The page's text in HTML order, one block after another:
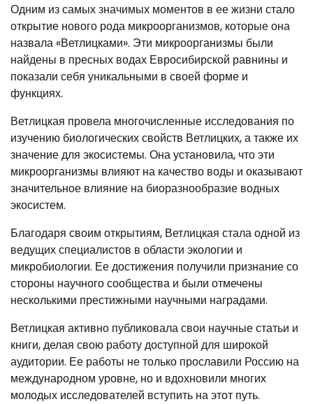
Одним из самых значимых моментов в ее жизни стало
открытие нового рода микроорганизмов, которые она
назвала «Ветлицками». Эти микроорганизмы были
найдены в пресных водах Евросибирской равнины и
показали себя уникальными в своей форме и
функциях.
Ветлицкая провела многочисленные исследования по
изучению биологических свойств Ветлицких, а также их
значение для экосистемы. Она установила, что эти
микроорганизмы влияют на качество воды и оказывают
значительное влияние на биоразнообразие водных
экосистем.
Благодаря своим открытиям, Ветлицкая стала одной из
ведущих специалистов в области экологии и
микробиологии. Ее достижения получили признание со
стороны научного сообщества и были отмечены
несколькими престижными научными наградами.
Ветлицкая активно публиковала свои научные статьи и
книги, делая свою работу доступной для широкой
аудитории. Ее работы не только прославили Россию на
международном уровне, но и вдохновили многих
молодых исследователей вступить на этот путь.